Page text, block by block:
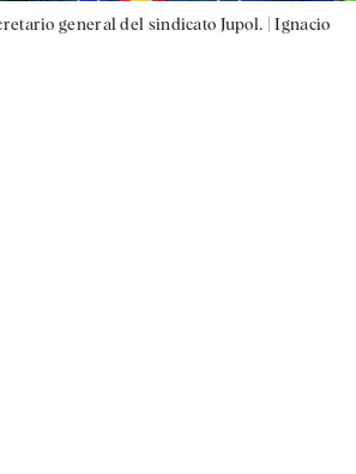
general del sindicato Jupol. |Ignacio